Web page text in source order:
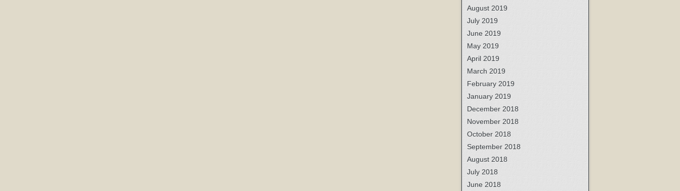
August 2019
July 2019
June 2019
May 2019
April 2019
March 2019
February 2019
January 2019
December 2018
November 2018
October 2018
September 2018
August 2018
July 2018
June 2018